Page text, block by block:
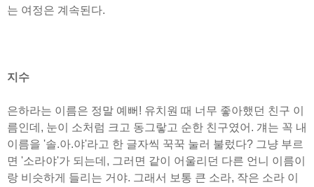
는 여정은 계속된다.
지수
은하라는 이름은 정말 예뻐! 유치원 때 너무 좋아했던 친구 이
름인데, 눈이 소처럼 크고 동그랗고 순한 친구였어. 걔는 꼭 내
이름을 '솔.아.야'라고 한 글자씩 꾹꾹 눌러 불렀다? 그냥 부르
면 '소라야'가 되는데, 그러면 같이 어울리던 다른 언니 이름이
랑 비슷하게 들리는 거야. 그래서 보통 큰 소라, 작은 소라 이